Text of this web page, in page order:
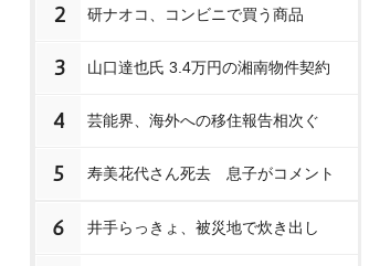
2 研ナオコ、コンビニで買う商品
3 山口達也氏 3.4万円の湘南物件契約
4 芸能界、海外への移住報告相次ぐ
5 寿美花代さん死去 息子がコメント
6 井手らっきょ、被災地で炊き出し